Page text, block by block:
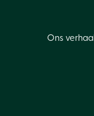
Ons verhaal